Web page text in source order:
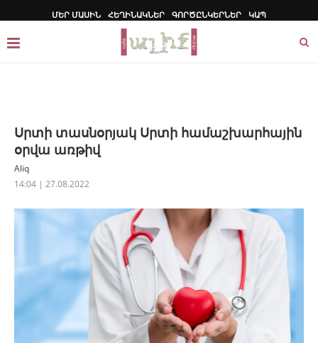
ՄԵՐ ՄԱՍԻՆ ՀԵՂԻՆԱԿՆԵՐ ԳՈՐԾԸՆԿԵՐՆԵՐ ԿԱՊ
Սրտի տասնօրյակ Սրտի համաշխարհային
օրվա առթիվ
Aliq
14:04 | 27.08.2022